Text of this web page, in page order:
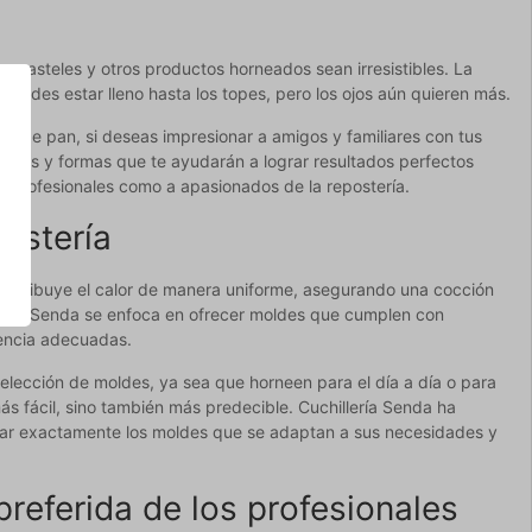
pasteles y otros productos horneados sean irresistibles. La
estar lleno hasta los topes, pero los ojos aún quieren más.
de pan, si deseas impresionar a amigos y familiares con tus
y formas que te ayudarán a lograr resultados perfectos
como a apasionados de la repostería.
el calor de manera uniforme, asegurando una cocción
Senda se enfoca en ofrecer moldes que cumplen con
adecuadas.
de moldes, ya sea que horneen para el día a día o para
fácil, sino también más predecible. Cuchillería Senda ha
exactamente los moldes que se adaptan a sus necesidades y
de los profesionales